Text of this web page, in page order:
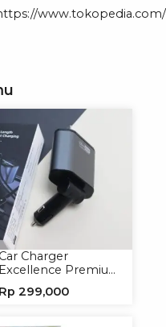
Car Charger
Excellence Premium
Handphone
Rp 299,000